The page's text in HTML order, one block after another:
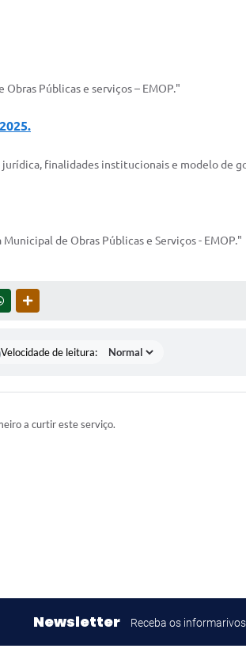
Públicas e serviços – EMOP."
finalidades institucionais e modelo de
de Obras Públicas e Serviços - EMOP."
WHATSAPP
Velocidade de leitura:
a curtir este serviço.
Newsletter Receba os informarivos